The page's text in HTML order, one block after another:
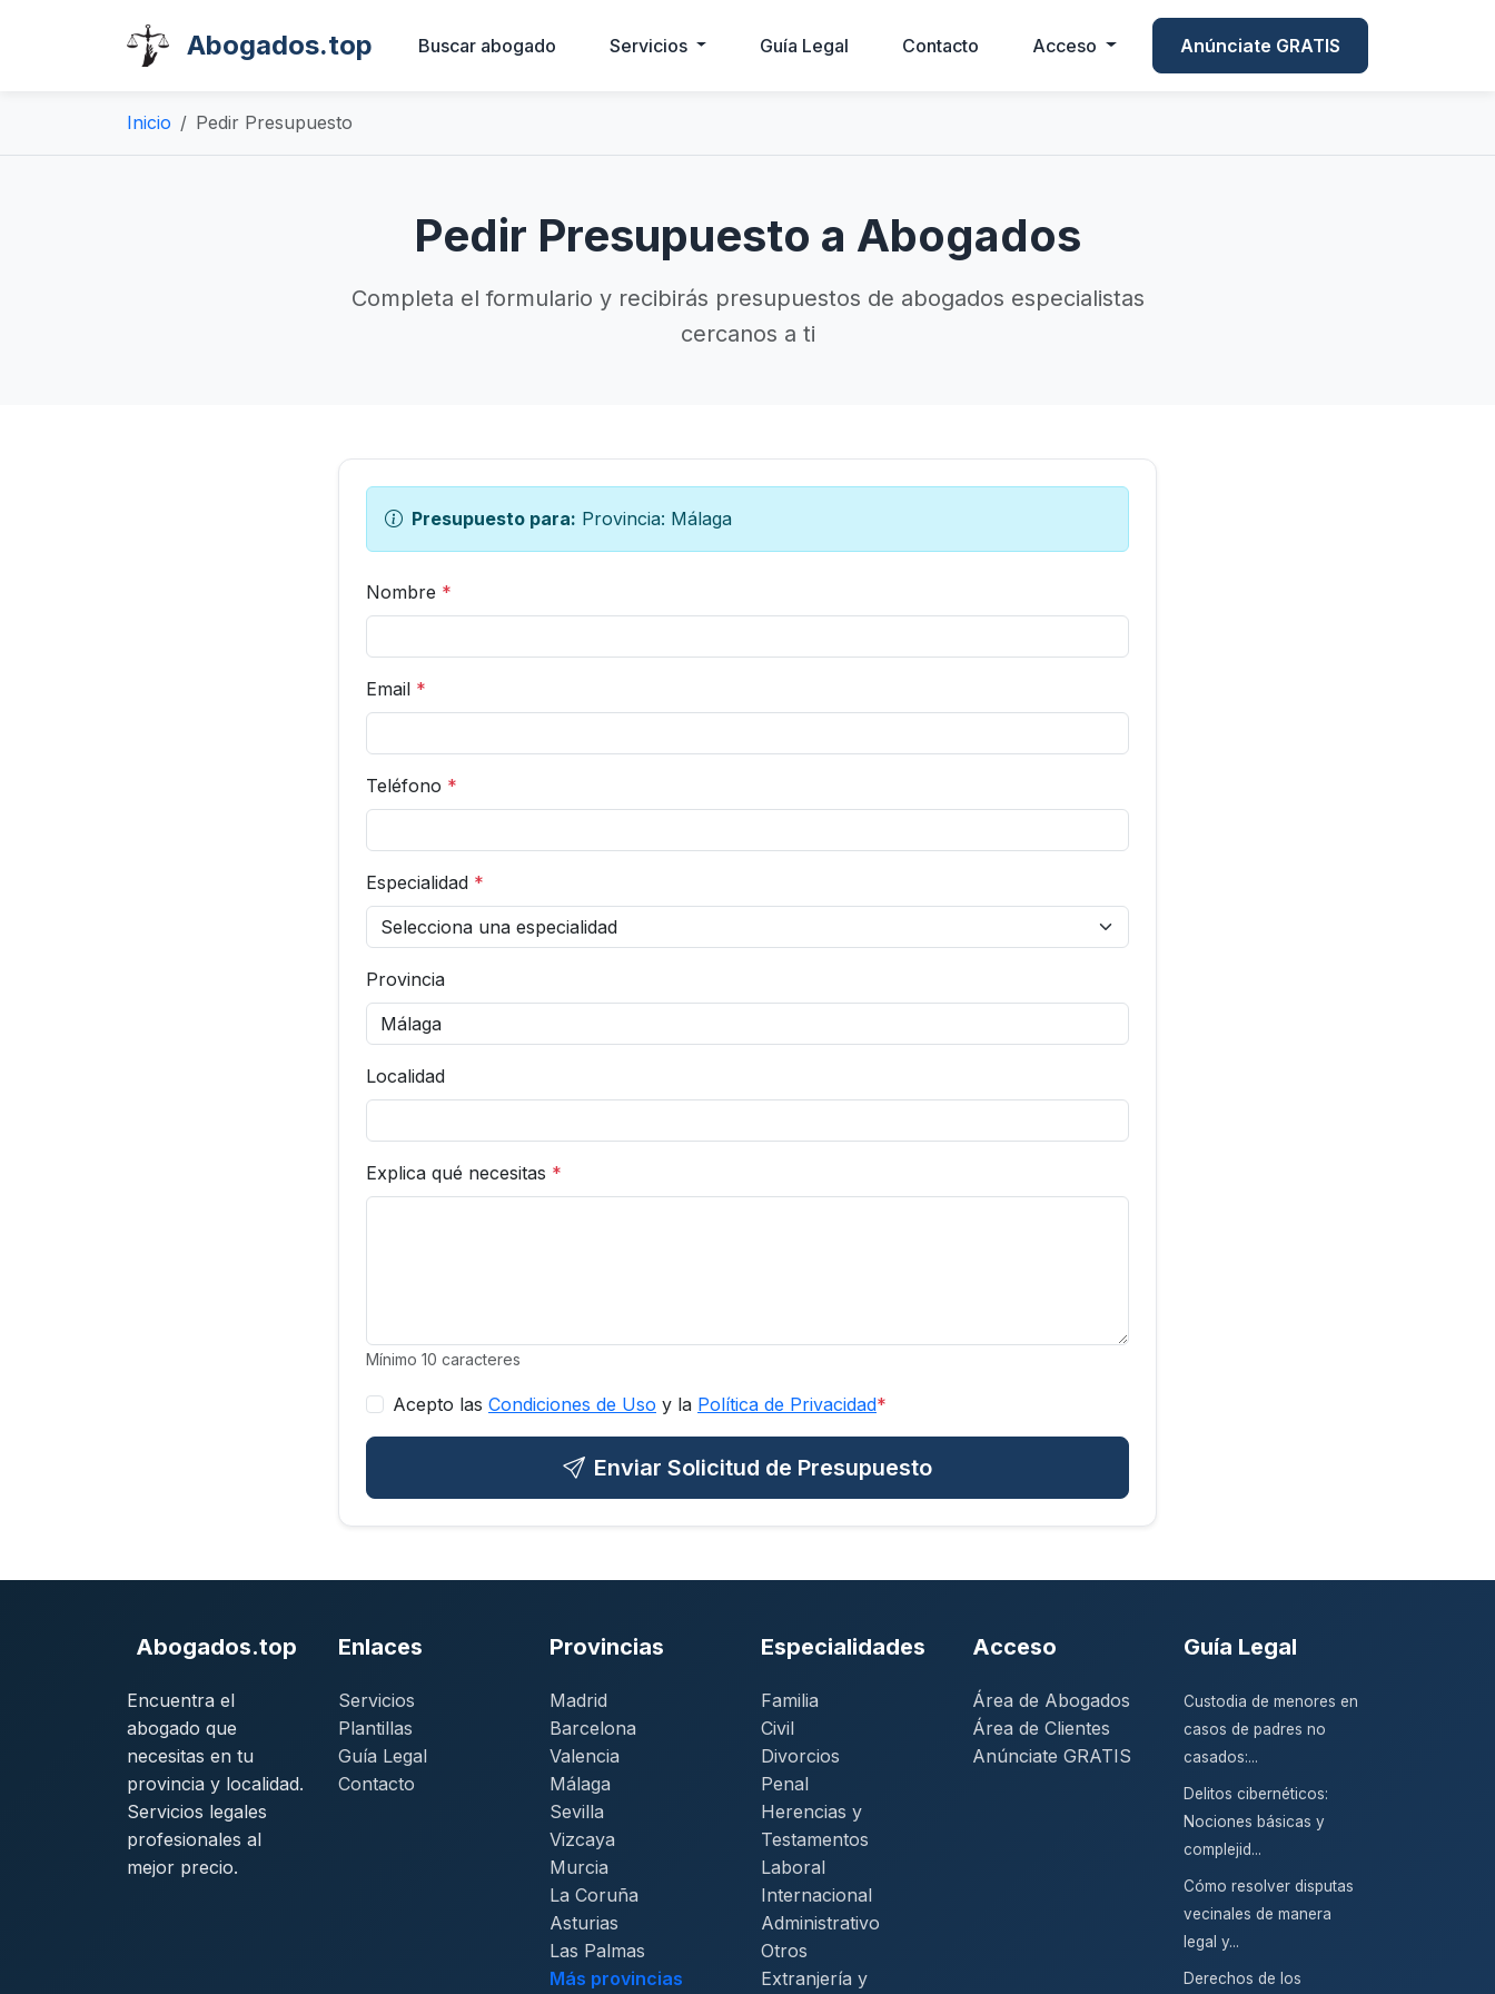
Abogados.top Buscar abogado Servicios Guía Legal Contacto Acceso Anúnciate GRATIS
Inicio Pedir Presupuesto
Pedir Presupuesto a Abogados
Completa el formulario y recibirás presupuestos de abogados especialistas
cercanos a ti
Presupuesto para: Provincia: Málaga
Nombre *
Email *
Teléfono *
Especialidad *
Provincia
Localidad
Explica qué necesitas *
Mínimo 10 caracteres
Acepto las Condiciones de Uso y la Política de Privacidad*
Enviar Solicitud de Presupuesto
Abogados.top
Encuentra el
abogado que
necesitas en tu
provincia y localidad.
Servicios legales
profesionales al
mejor precio.
Enlaces
Servicios
Plantillas
Guía Legal
Contacto
Provincias
Madrid
Barcelona
Valencia
Málaga
Sevilla
Vizcaya
Murcia
La Coruña
Asturias
Las Palmas
Más provincias
Especialidades
Familia
Civil
Divorcios
Penal
Herencias y
Testamentos
Laboral
Internacional
Administrativo
Otros
Extranjería y
Acceso
Área de Abogados
Área de Clientes
Anúnciate GRATIS
Guía Legal
Custodia de menores en
casos de padres no
casados:...
Delitos cibernéticos:
Nociones básicas y
complejid...
Cómo resolver disputas
vecinales de manera
legal y...
Derechos de los